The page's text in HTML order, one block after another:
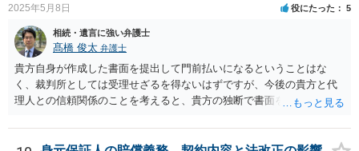
2025年5月8日 役にたった 5
相続・遺言に強い弁護士
髙橋 俊太 弁護士
貴方自身が作成した書面を提出して門前払いになるということはな
く、裁判所としては受理せざるを得ないはずですが、今後の貴方と代
理人との信頼関係のことを考えると、貴方の独断で書面を提出したり
士が主張書面の提出を渋っているようですが、弁護士として提出の実
益がないと考えている可能性もあると思いますので、そのあたりも含